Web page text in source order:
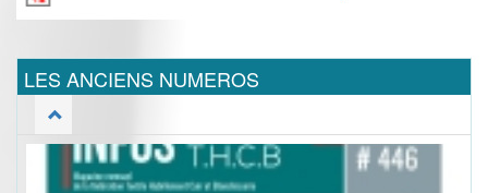
LES ANCIENS NUMEROS